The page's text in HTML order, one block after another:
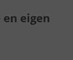
eigen